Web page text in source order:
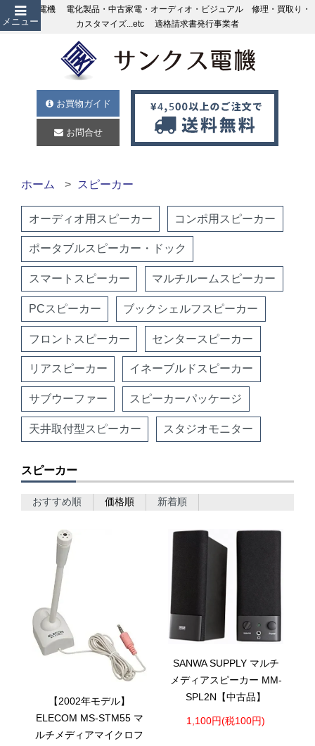
メニュー
サンクス電機 電化製品・中古家電・オーディオ・ビジュアル 修理・買取り・
カスタマイズ...etc 適格請求書発行事業者
お買物ガイド
お問合せ
ホーム スピーカー
オーディオ用スピーカー コンポ用スピーカー
ポータブルスピーカー・ドック
スマートスピーカー マルチルームスピーカー
PCスピーカー ブックシェルフスピーカー
フロントスピーカー センタースピーカー
リアスピーカー イネーブルドスピーカー
サブウーファー スピーカーパッケージ
天井取付型スピーカー スタジオモニター
スピーカー
おすすめ順 価格順 新着順
【2002年モデル】
ELECOM MS-STM55 マ
ルチメディアマイクロフ
SANWA SUPPLY マルチ
メディアスピーカー MM-
SPL2N【中古品】
1,100円(税100円)